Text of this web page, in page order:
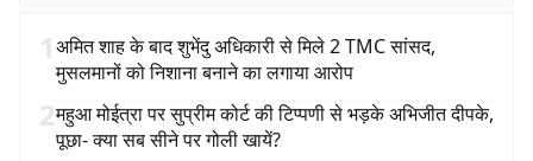
1अमित शाह के बाद शुभेंदु अधिकारी से मिले 2 TMC सांसद,
मुसलमानों को निशाना बनाने का लगाया आरोप
2महुआ मोईत्रा पर सुप्रीम कोर्ट की टिप्पणी से भड़के अभिजीत दीपके,
पूछा- क्या सब सीने पर गोली खायें?